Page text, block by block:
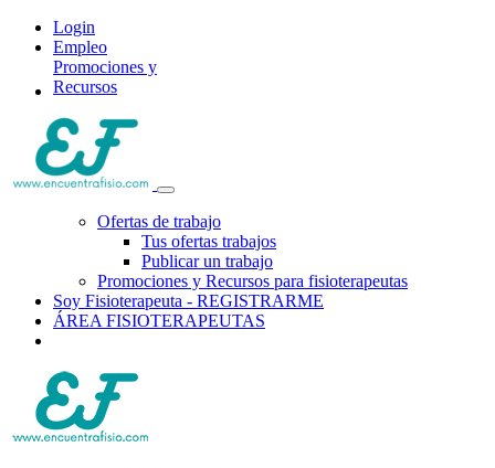
Login
Empleo
Promociones y
Recursos
Ofertas de trabajo
Tus ofertas trabajos
Publicar un trabajo
Promociones y Recursos para fisioterapeutas
Soy Fisioterapeuta - REGISTRARME
ÁREA FISIOTERAPEUTAS